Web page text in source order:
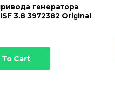
генератора
3.8 3972382 Original
To Cart